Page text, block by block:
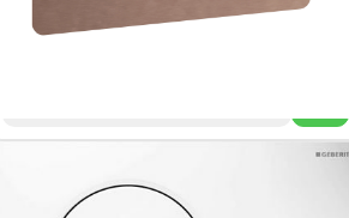
€ 561,75